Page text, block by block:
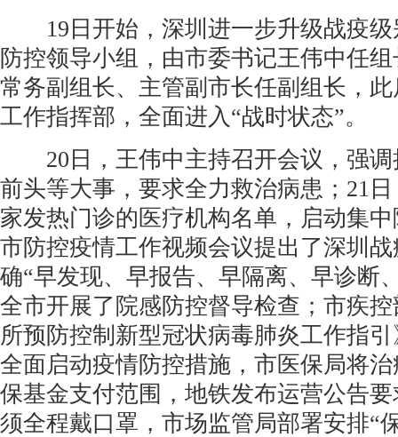
19日开始，深圳进一步升级战疫级
防控领导小组，由市委书记王伟中任
常务副组长、主管副市长任副组长，
工作指挥部，全面进入“战时状态”。
20日，王伟中主持召开会议，强调
前头等大事，要求全力救治病患；21
家发热门诊的医疗机构名单，启动集
市防控疫情工作视频会议提出了深圳战
确“早发现、早报告、早隔离、早诊断
全市开展了院感防控督导检查；市疾
所预防控制新型冠状病毒肺炎工作指
全面启动疫情防控措施，市医保局将
保基金支付范围，地铁发布运营公告
须全程戴口罩，市场监管局部署安排